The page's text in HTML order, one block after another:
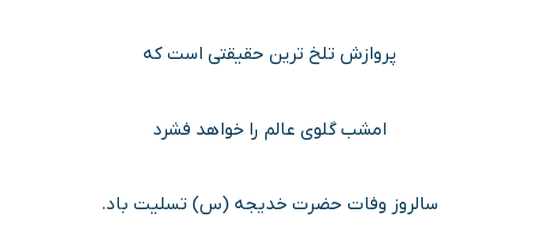
پروازش تلخ ترین حقیقتی است که
امشب گلوی عالم را خواهد فشرد
سالروز وفات حضرت خدیجه (س) تسلیت باد.